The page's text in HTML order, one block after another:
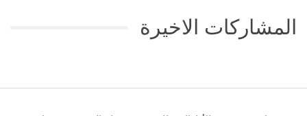
المشاركات الاخيرة